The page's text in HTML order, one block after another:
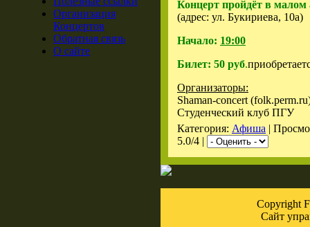
Организация
Концертов
Обратная связь
О сайте
Концерт пройдёт в
(адрес: ул. Букириева, 10а)
Начало: 19:00
Билет: 50 руб.
Организаторы:
Shaman-concert
Студенческий клуб ПГУ
Категория: Афиша |
5.0/4 |
Copyright
Сайт